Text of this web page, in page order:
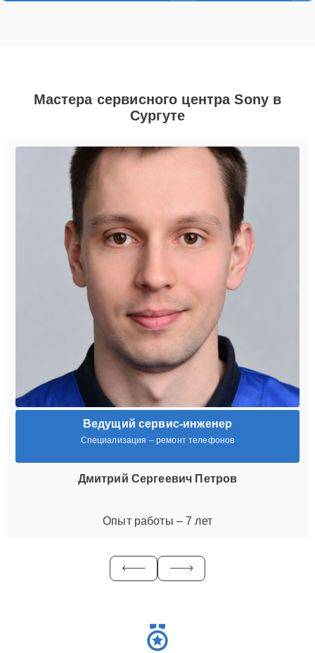
Мастера сервисного центра Sony в
Сургуте
Ведущий сервис-инженер
Специализация – ремонт телефонов
Дмитрий Сергеевич Петров
Опыт работы – 7 лет